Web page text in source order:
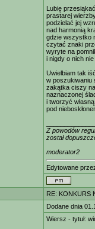
Lubię
prastarej
podzielać jej
nad harmonią
gdzie wszystko
czytać znaki
wyryte na
i nigdy o nich
Uwielbiam tak
w poszukiwaniu
zakątka ciszy
naznaczonej
i tworzyć
pod
Z powodów
został
moderator2
Edytowane
RE: KONKURS
Dodane dnia
Wiersz - tytuł: